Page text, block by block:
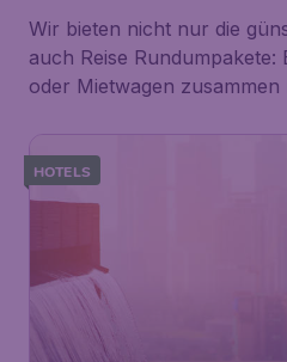
Wir bieten nicht nur die
auch Reise
oder Mietwagen zusammen
HOTELS